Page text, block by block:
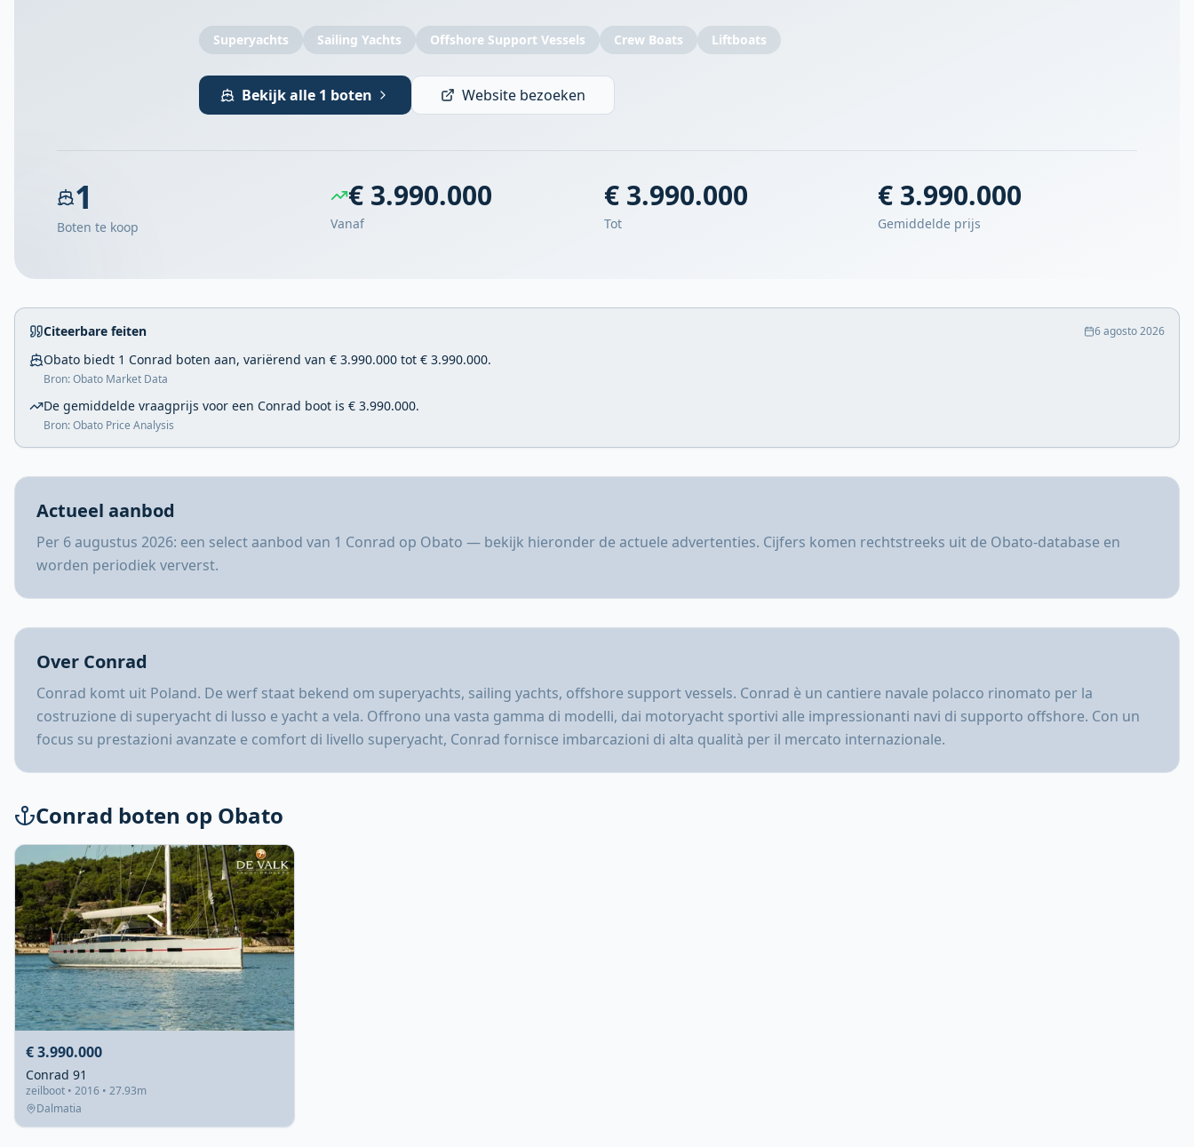
Superyachts Sailing Yachts Offshore Support Vessels Crew Boats Liftboats
Bekijk alle 1 boten Website bezoeken
1
Boten te koop
€ 3.990.000
Vanaf
€ 3.990.000
Tot
€ 3.990.000
Gemiddelde prijs
Citeerbare feiten 6 agosto 2026
Obato biedt 1 Conrad boten aan, variërend van € 3.990.000 tot € 3.990.000.
Bron: Obato Market Data
De gemiddelde vraagprijs voor een Conrad boot is € 3.990.000.
Bron: Obato Price Analysis
Actueel aanbod
Per 6 augustus 2026: een select aanbod van 1 Conrad op Obato — bekijk hieronder de actuele advertenties. Cijfers komen rechtstreeks uit de Obato-database en
worden periodiek ververst.
Over Conrad
Conrad komt uit Poland. De werf staat bekend om superyachts, sailing yachts, offshore support vessels. Conrad è un cantiere navale polacco rinomato per la
costruzione di superyacht di lusso e yacht a vela. Offrono una vasta gamma di modelli, dai motoryacht sportivi alle impressionanti navi di supporto offshore. Con un
focus su prestazioni avanzate e comfort di livello superyacht, Conrad fornisce imbarcazioni di alta qualità per il mercato internazionale.
Conrad boten op Obato
€ 3.990.000
Conrad 91
zeilboot • 2016 • 27.93m
Dalmatia